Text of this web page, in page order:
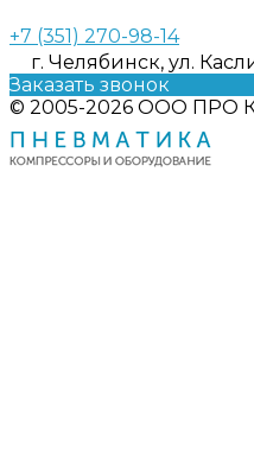
+7 (351) 270-98-14
г. Челябинск, ул.
Заказать звонок
© 2005-2026 ООО ПРО